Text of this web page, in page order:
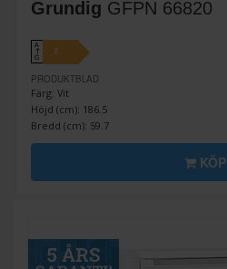
Grundig GFPN 66820
A
↑
G
E
PRODUKTBLAD
Färg: Vit
Höjd (cm): 186.5
Bredd (cm): 59.7
KÖP